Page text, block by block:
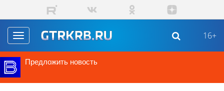
Перейти к основному содержанию
Toggle
navigation
16+
Предложить новость